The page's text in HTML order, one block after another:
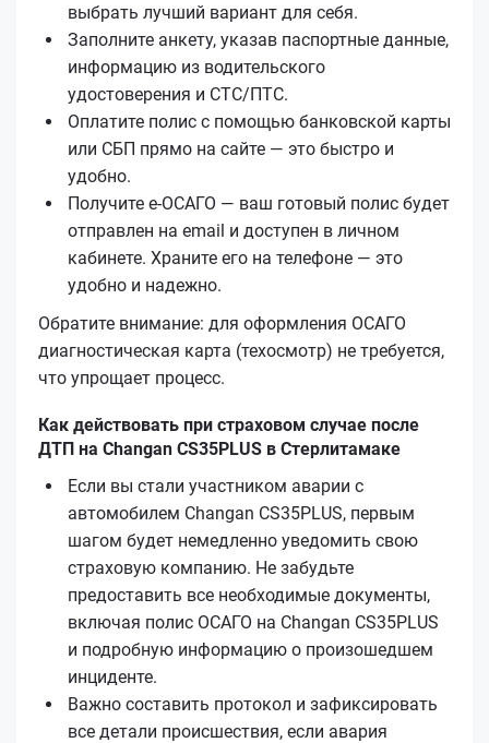
выбрать лучший вариант для себя.
Заполните анкету, указав паспортные данные,
информацию из водительского
удостоверения и СТС/ПТС.
Оплатите полис с помощью банковской карты
или СБП прямо на сайте — это быстро и
удобно.
Получите е‑ОСАГО — ваш готовый полис будет
отправлен на email и доступен в личном
кабинете. Храните его на телефоне — это
удобно и надежно.
Обратите внимание: для оформления ОСАГО
диагностическая карта (техосмотр) не требуется,
что упрощает процесс.
Как действовать при страховом случае после
ДТП на Changan CS35PLUS в Стерлитамаке
Если вы стали участником аварии с
автомобилем Changan CS35PLUS, первым
шагом будет немедленно уведомить свою
страховую компанию. Не забудьте
предоставить все необходимые документы,
включая полис ОСАГО на Changan CS35PLUS
и подробную информацию о произошедшем
инциденте.
Важно составить протокол и зафиксировать
все детали происшествия, если авария